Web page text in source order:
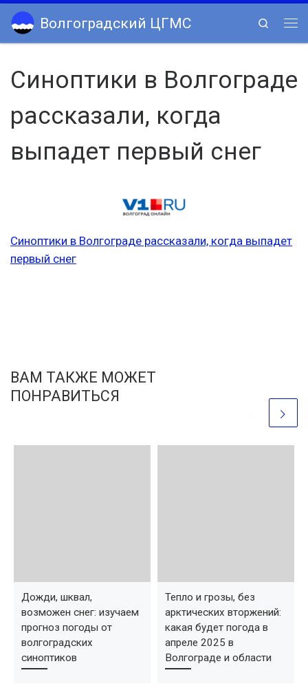
Skip to content
Волгоградский ЦГМС
Search
Синоптики в Волгограде
рассказали, когда
выпадет первый снег
Синоптики в Волгограде рассказали, когда выпадет
первый снег
ВАМ ТАКЖЕ МОЖЕТ
ПОНРАВИТЬСЯ
Дожди, шквал,
возможен снег: изучаем
прогноз погоды от
волгоградских
синоптиков
Тепло и грозы, без
арктических вторжений:
какая будет погода в
апреле 2025 в
Волгограде и области